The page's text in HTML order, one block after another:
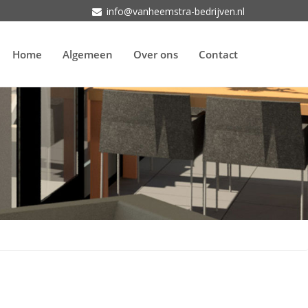
info@vanheemstra-bedrijven.nl
Home Algemeen Over ons Contact